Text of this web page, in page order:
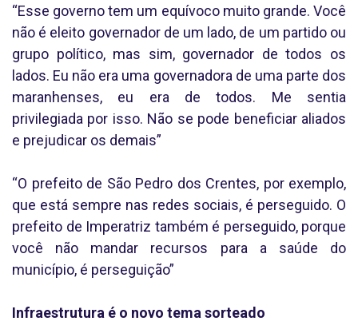
“Esse governo tem um equívoco muito grande. Você
não é eleito governador de um lado, de um partido ou
grupo político, mas sim, governador de todos os
lados. Eu não era uma governadora de uma parte dos
maranhenses, eu era de todos. Me sentia
privilegiada por isso. Não se pode beneficiar aliados
e prejudicar os demais”
“O prefeito de São Pedro dos Crentes, por exemplo,
que está sempre nas redes sociais, é perseguido. O
prefeito de Imperatriz também é perseguido, porque
você não mandar recursos para a saúde do
município, é perseguição”
Infraestrutura é o novo tema sorteado